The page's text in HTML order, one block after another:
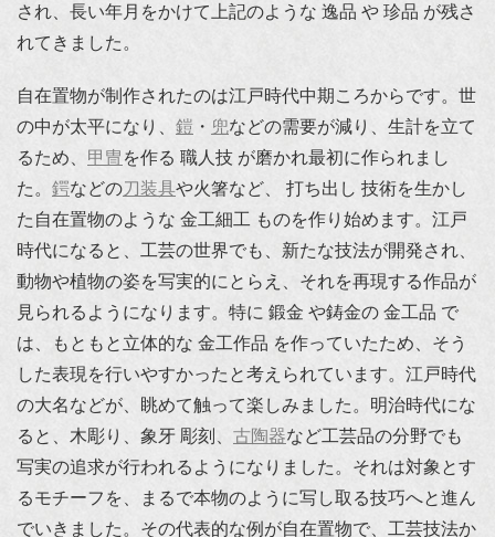
され、長い年月をかけて上記のような 逸品 や 珍品 が残さ
れてきました。
自在置物が制作されたのは江戸時代中期ころからです。世
の中が太平になり、 鎧 ・ 兜などの需要が減り、生計を立て
るため、 甲冑 を作る 職人技 が磨かれ最初に作られまし
た。 鍔などの刀装具や火箸など、 打ち出し 技術を生かし
た自在置物のような 金工細工 ものを作り始めます。江戸
時代になると、工芸の世界でも、新たな技法が開発され、
動物や植物の姿を写実的にとらえ、それを再現する作品が
見られるようになります。特に 鍛金 や鋳金の 金工品 で
は、もともと立体的な 金工作品 を作っていたため、そう
した表現を行いやすかったと考えられています。江戸時代
の大名などが、眺めて触って楽しみました。明治時代にな
ると、木彫り、象牙 彫刻、 古陶器など工芸品の分野でも
写実の追求が行われるようになりました。それは対象とす
るモチーフを、まるで本物のように写し取る技巧へと進ん
でいきました。その代表的な例が自在置物で、工芸技法か